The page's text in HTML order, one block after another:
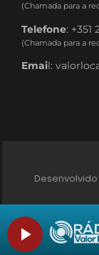
(Chamada para a
Telefone: +351
(Chamada para a
Email: